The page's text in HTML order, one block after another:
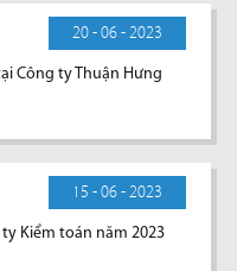
20 - 06 - 2023
Công ty Thuận Hưng
15 - 06 - 2023
ty Kiểm toán năm 2023